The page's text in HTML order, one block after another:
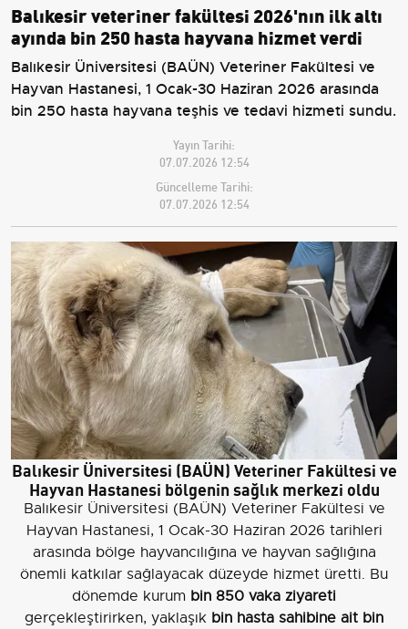
Balıkesir veteriner fakültesi 2026'nın ilk altı
ayında bin 250 hasta hayvana hizmet verdi
Balıkesir Üniversitesi (BAÜN) Veteriner Fakültesi ve
Hayvan Hastanesi, 1 Ocak-30 Haziran 2026 arasında
bin 250 hasta hayvana teşhis ve tedavi hizmeti sundu.
Yayın Tarihi:
07.07.2026 12:54
Güncelleme Tarihi:
07.07.2026 12:54
Balıkesir Üniversitesi (BAÜN) Veteriner Fakültesi ve
Hayvan Hastanesi bölgenin sağlık merkezi oldu
Balıkesir Üniversitesi (BAÜN) Veteriner Fakültesi ve
Hayvan Hastanesi, 1 Ocak-30 Haziran 2026 tarihleri
arasında bölge hayvancılığına ve hayvan sağlığına
önemli katkılar sağlayacak düzeyde hizmet üretti. Bu
dönemde kurum bin 850 vaka ziyareti
gerçekleştirirken, yaklaşık bin hasta sahibine ait bin